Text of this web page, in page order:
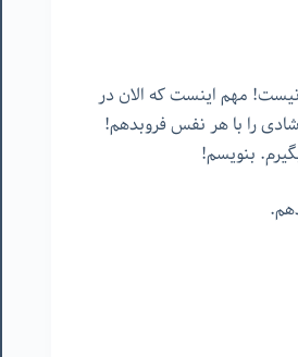
نیست! مهم اینست که الان در
را با هر نفس فروبدهم!
بنویسم!